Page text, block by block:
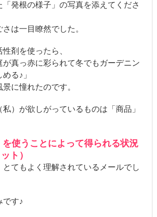
「発根の様子」の写真を添えてくださ
は一目瞭然でした。
剤を使ったら、
が真っ赤に彩られて冬でもガーデニン
る♪」
に憧れたのです。
）が欲しがっているものは「商品」
を使うことによって得られる状況
ト）
とてもよく理解されているメールでし
です♪